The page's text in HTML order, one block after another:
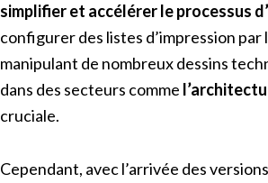
simplifier et accélérer le processus
configurer des listes d’impression
manipulant de nombreux dessins
dans des secteurs comme
cruciale.
Cependant, avec l’arrivée des